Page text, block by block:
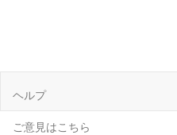
ヘルプ
ご意見はこちら